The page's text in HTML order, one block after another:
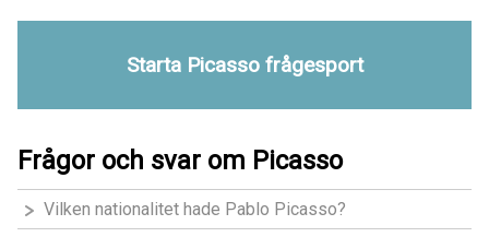
Starta Picasso frågesport
Frågor och svar om Picasso
Vilken nationalitet hade Pablo Picasso?